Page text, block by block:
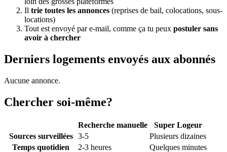
Il trie toutes les annonces (reprises de bail, colocations, sous-
locations)
Tout est envoyé par e-mail, comme ça tu peux postuler sans
avoir à chercher
Derniers logements envoyés aux abonnés
Aucune annonce.
Chercher soi-même?
Recherche manuelle
Super Logeur
Sources surveillées
3-5
Plusieurs dizaines
Temps quotidien
2-3 heures
Quelques minutes